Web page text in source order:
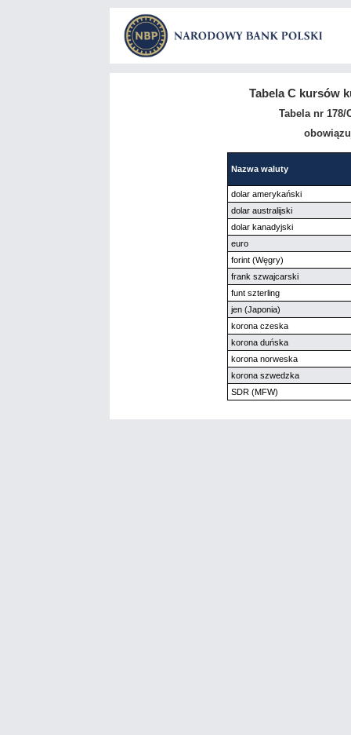
Tabela C kursów
Tabela nr 178/
Nazwa waluty
dolar amerykański
dolar australijski
dolar kanadyjski
euro
forint (Węgry)
frank szwajcarski
funt szterling
jen (Japonia)
korona czeska
korona duńska
korona norweska
korona szwedzka
SDR (MFW)